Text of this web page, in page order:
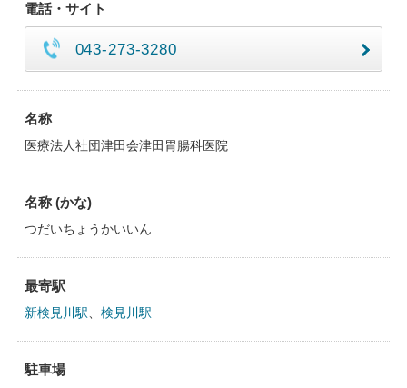
電話・サイト
043-273-3280
名称
医療法人社団津田会津田胃腸科医院
名称 (かな)
つだいちょうかいいん
最寄駅
新検見川駅 検見川駅
駐車場